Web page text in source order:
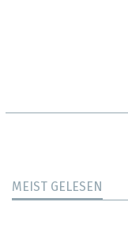
MEIST GELESEN